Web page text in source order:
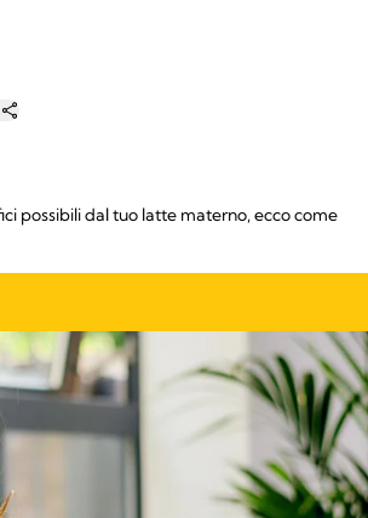
possibili dal tuo latte materno, ecco come